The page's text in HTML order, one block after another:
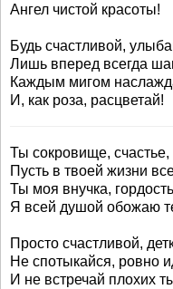
Ангел чистой красоты!
Будь счастливой,
Лишь вперед всегда
Каждым мигом
И, как роза, расцветай!
Ты сокровище, счастье,
Пусть в твоей жизни
Ты моя внучка,
Я всей душой обожаю
Просто счастливой,
Не спотыкайся, ровно
И не встречай плохих